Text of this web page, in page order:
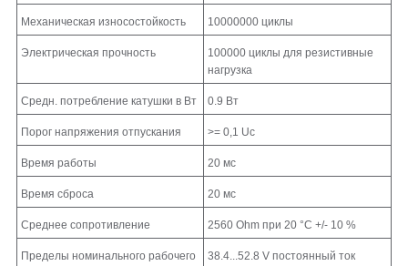
Механическая износостойкость 10000000 циклы
Электрическая прочность
100000 циклы для резистивные
нагрузка
Средн. потребление катушки в Вт 0.9 Вт
Порог напряжения отпускания >= 0,1 Uc
Время работы 20 мс
Время сброса 20 мс
Среднее сопротивление 2560 Ohm при 20 °C +/- 10 %
Пределы номинального рабочего 38.4...52.8 V постоянный ток